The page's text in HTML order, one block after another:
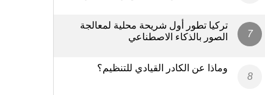
تركيا تطور أول شريحة محلية لمعالجة
الصور بالذكاء الاصطناعي
وماذا عن الكادر القيادي للتنظيم؟